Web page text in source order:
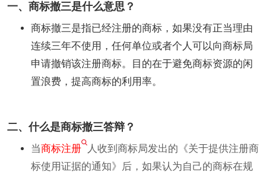
一、商标撤三是什么意思？
商标撤三是指已经注册的商标，如果没有正当理由
连续三年不使用，任何单位或者个人可以向商标局
申请撤销该注册商标。目的在于避免商标资源的闲
置浪费，提高商标的利用率。
二、什么是商标撤三答辩？
当商标注册
人收到商标局发出的《关于提供注册商
标使用证据的通知》后，如果认为自己的商标在规